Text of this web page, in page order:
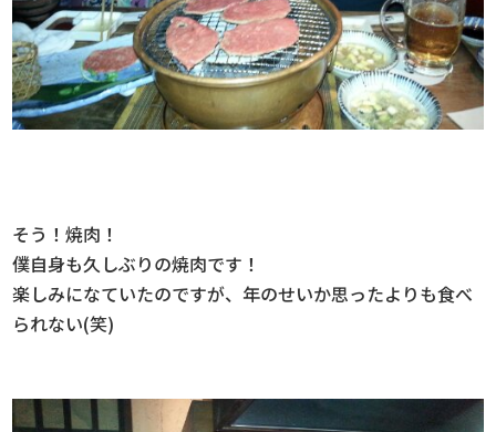
そう！焼肉！
僕自身も久しぶりの焼肉です！
楽しみになていたのですが、年のせいか思ったよりも食べ
られない(笑)